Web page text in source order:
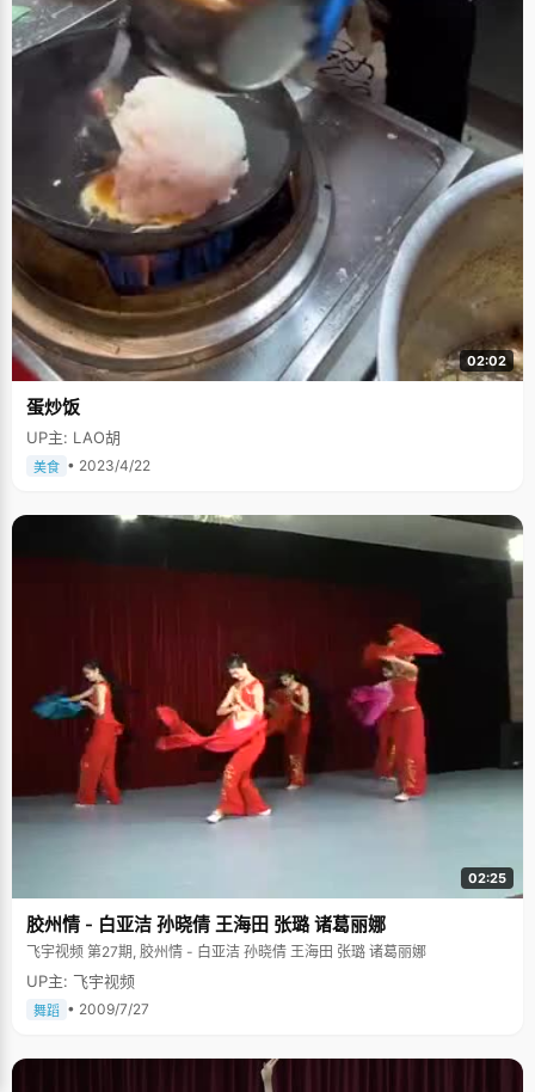
02:02
蛋炒饭
UP主: LAO胡
美食 • 2023/4/22
02:25
胶州情 - 白亚洁 孙晓倩 王海田 张璐 诸葛丽娜
飞宇视频 第27期, 胶州情 - 白亚洁 孙晓倩 王海田 张璐 诸葛丽娜
UP主: 飞宇视频
舞蹈 • 2009/7/27